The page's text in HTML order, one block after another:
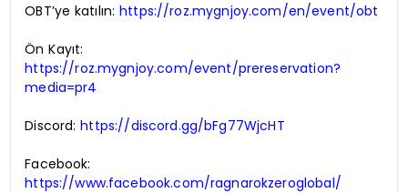
OBT’ye katılın:https://roz.mygnjoy.com/en/event/obt
Ön Kayıt:
https://roz.mygnjoy.com/event/prereservation?
media=pr4
Discord:https://discord.gg/bFg77WjcHT
Facebook:
https://www.facebook.com/ragnarokzeroglobal/